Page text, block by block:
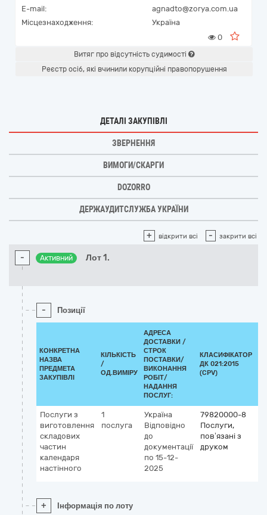
E-mail:
agnadto@zorya.com.ua
Місцезнаходження:
Україна
0
Витяг про відсутність судимості
Реєстр осіб, які вчинили корупційні правопорушення
ДЕТАЛІ ЗАКУПІВЛІ
ЗВЕРНЕННЯ
ВИМОГИ/СКАРГИ
DOZORRO
ДЕРЖАУДИТСЛУЖБА УКРАЇНИ
+ відкрити всі - закрити всі
- Активний Лот 1.
- Позиції
КОНКРЕТНА
НАЗВА
ПРЕДМЕТА
ЗАКУПІВЛІ
КІЛЬКІСТЬ
/
ОД.ВИМІРУ
АДРЕСА
ДОСТАВКИ /
СТРОК
ПОСТАВКИ/
ВИКОНАННЯ
РОБІТ/
НАДАННЯ
ПОСЛУГ:
КЛАСИФІКАТОР
ДК 021:2015
(CPV)
Послуги з
виготовлення
складових
частин
календаря
настінного
1
послуга
Україна
Відповідно
до
документації
по 15-12-
2025
79820000-8
Послуги,
пов’язані з
друком
+ Інформація по лоту